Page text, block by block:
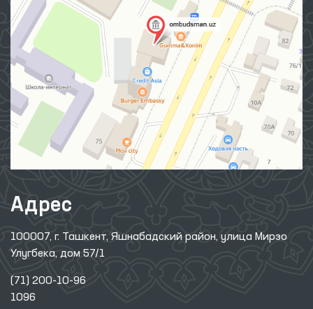
Адрес
100007, г. Ташкент, Яшнабадский район, улица Мирзо
Улугбека, дом 57/1
(71) 200-10-96
1096